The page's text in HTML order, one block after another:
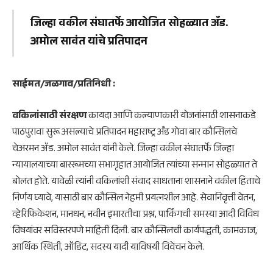
जिल्हा वकील संघातर्फे आयोजित सोहळ्यात ॲड.
अमोल सावंत यांचे प्रतिपादन
साईमत/जळगाव/प्रतिनिधी :
वकिलांसाठी संरक्षणकायदा आणि कल्याणकारी योजनांसाठी शासनाकडे
पाठपुरावा सुरू असल्याचे प्रतिपादन महाराष्ट्र अँड गोवा बार कौन्सिलचे
चेअरमन ॲड. अमोल सावंत यांनी केले. जिल्हा वकील संघातर्फे जिल्हा
न्यायालयाच्या बाररूमच्या सभागृहात आयोजित त्यांच्या सन्मान सोहळ्यात ते
बोलत होते. यावेळी त्यांनी वकिलांशी संवाद साधताना शासनाने वकील हिताचे
निर्णय घ्यावे, यासाठी बार कौन्सिल नेहमी प्रयत्नशील आहे. सेवानिवृत्ती वेतन,
व्हेरिफिकेशन, मानधन, नवीन इमारतीचा प्रश्न, पार्किंगची समस्या आदी विविध
विषयांवर सविस्तरपणे माहिती दिली. बार कौन्सिलची कार्यपद्धती, कामकाज,
आर्थिक स्थिती, ऑडिट, सदस्य यादी याविषयी विवेचन केले.